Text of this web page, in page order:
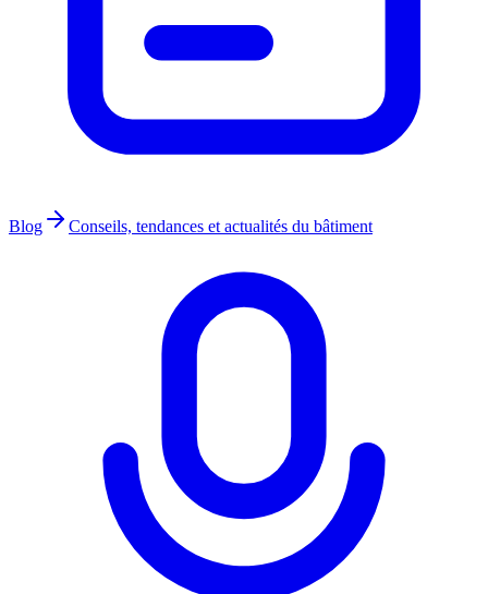
Blog Conseils, tendances et actualités du bâtiment